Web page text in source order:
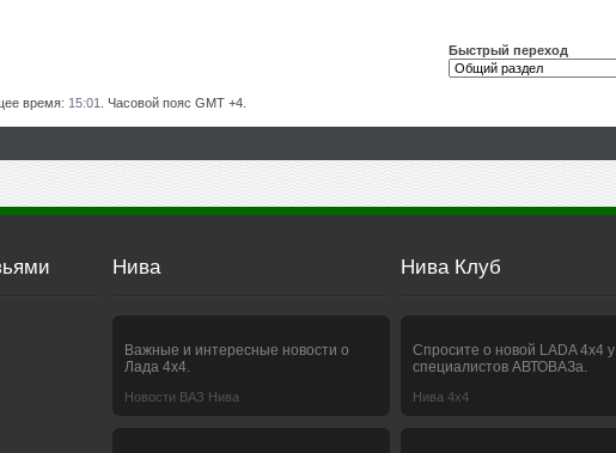
Быстрый переход
время: 15:01 . Часовой пояс GMT +4.
Нива
Важные и интересные новости о
Лада 4х4.
Новости ВАЗ Нива
Нива Клуб
Спросите о новой LADA 4x4 у
специалистов АВТОВАЗа.
Нива 4х4